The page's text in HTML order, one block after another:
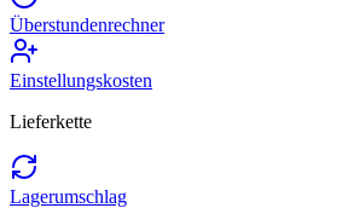
Überstundenrechner
Einstellungskosten
Lieferkette
Lagerumschlag